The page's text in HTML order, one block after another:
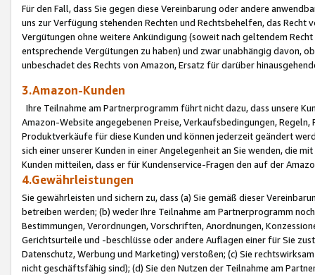
Für den Fall, dass Sie gegen diese Vereinbarung oder andere
uns zur Verfügung stehenden Rechten und Rechtsbehelfen, das
Vergütungen ohne weitere Ankündigung (soweit nach geltendem
entsprechende Vergütungen zu haben) und zwar unabhängig davon,
unbeschadet des Rechts von Amazon, Ersatz für darüber
3.Amazon-Kunden
Ihre Teilnahme am Partnerprogramm führt nicht dazu, dass unsere
Amazon-Website angegebenen Preise, Verkaufsbedingungen,
Produktverkäufe für diese Kunden und können jederzeit geändert
sich einer unserer Kunden in einer Angelegenheit an Sie wenden, die
Kunden mitteilen, dass er für Kundenservice-Fragen den auf der
4.Gewährleistungen
Sie gewährleisten und sichern zu, dass (a) Sie gemäß dieser
betreiben werden; (b) weder Ihre Teilnahme am Partnerprogramm
Bestimmungen, Verordnungen, Vorschriften, Anordnungen,
Gerichtsurteile und -beschlüsse oder andere Auflagen einer für Sie
Datenschutz, Werbung und Marketing) verstoßen; (c) Sie
nicht geschäftsfähig sind); (d) Sie den Nutzen der Teilnahme am